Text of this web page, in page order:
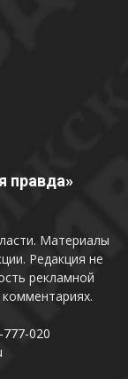
правда»
Материалы
Редакция не
рекламной
020